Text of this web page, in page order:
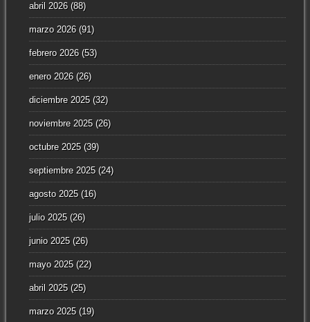
abril 2026(88)
marzo 2026(91)
febrero 2026(53)
enero 2026(26)
diciembre 2025(32)
noviembre 2025(26)
octubre 2025(39)
septiembre 2025(24)
agosto 2025(16)
julio 2025(26)
junio 2025(26)
mayo 2025(22)
abril 2025(25)
marzo 2025(19)